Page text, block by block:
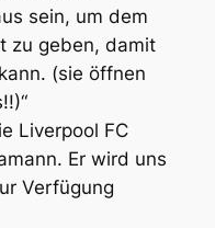
sein, um dem
zu geben, damit
(sie öffnen
Liverpool FC
Er wird uns
Verfügung